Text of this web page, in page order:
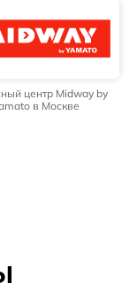
центр Midway by
в Москве